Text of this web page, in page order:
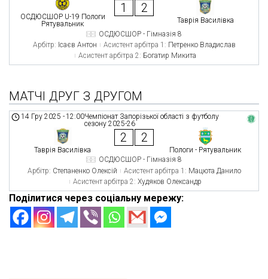
ОСДЮСШОР U-19 Пологи
Рятувальник
1 2
Таврія Василівка
ОСДЮСШОР - Гімназія 8
Арбітр: Ісаєв Антон Асистент арбітра 1: Петренко Владислав
Асистент арбітра 2: Богатир Микита
МАТЧІ ДРУГ З ДРУГОМ
Чемпіонат Запорізької області з футболу
сезону 2025-26
14 Гру 2025 -12:00
Таврія Василівка
2 2
Пологи - Рятувальник
ОСДЮСШОР - Гімназія 8
Арбітр: Степаненко Олексій Асистент арбітра 1: Мацюта Данило
Асистент арбітра 2: Худяков Олександр
Поділитися через соціальну мережу: